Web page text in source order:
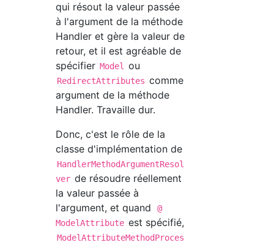
qui résout la valeur passée
à l'argument de la méthode
Handler et gère la valeur de
retour, et il est agréable de
spécifier Model ou
RedirectAttributes comme
argument de la méthode
Handler. Travaille dur.
Donc, c'est le rôle de la
classe d'implémentation de
HandlerMethodArgumentResol
ver de résoudre réellement
la valeur passée à
l'argument, et quand
@
ModelAttribute est spécifié,
ModelAttributeMethodProces